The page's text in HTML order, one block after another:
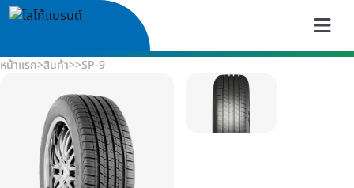
หน้าแรก>สินค้า>>SP-9